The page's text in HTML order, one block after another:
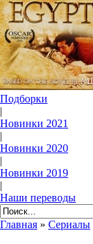
Подборки
|
Новинки 2021
|
Новинки 2020
|
Новинки 2019
|
Наши переводы
Главная » Сериалы